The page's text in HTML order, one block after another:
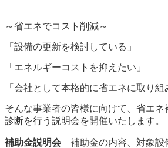
～省エネでコスト削減～
「設備の更新を検討している」
「エネルギーコストを抑えたい」
「会社として本格的に省エネに取り組
そんな事業者の皆様に向けて、省エ
診断を行う説明会を開催いたします。
補助金説明会 補助金の内容、対象